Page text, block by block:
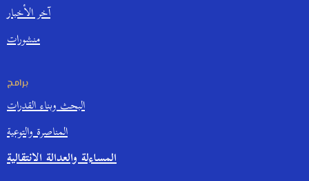
آخر الأخبار
منشورات
برامج
البحث وبناء القدرات
المناصرة والتوعية
المساءلة والعدالة الانتقالية